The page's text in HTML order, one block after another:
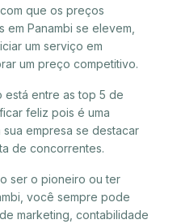
que os preços
Panambi se elevem,
um serviço em
um preço competitivo.
está entre as top 5 de
feliz pois é uma
empresa se destacar
de concorrentes.
ser o pioneiro ou ter
você sempre pode
marketing, contabilidade